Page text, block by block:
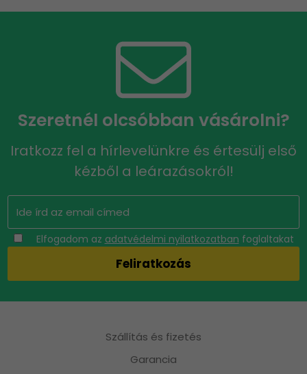
Szeretnél olcsóbban vásárolni?
Iratkozz fel a hírlevelünkre és értesülj első
kézből a leárazásokról!
Elfogadom az adatvédelmi nyilatkozatban foglaltakat
Szállítás és fizetés
Garancia